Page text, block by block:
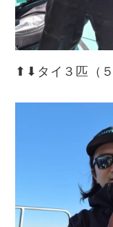
⬆︎⬇︎タイ３匹（